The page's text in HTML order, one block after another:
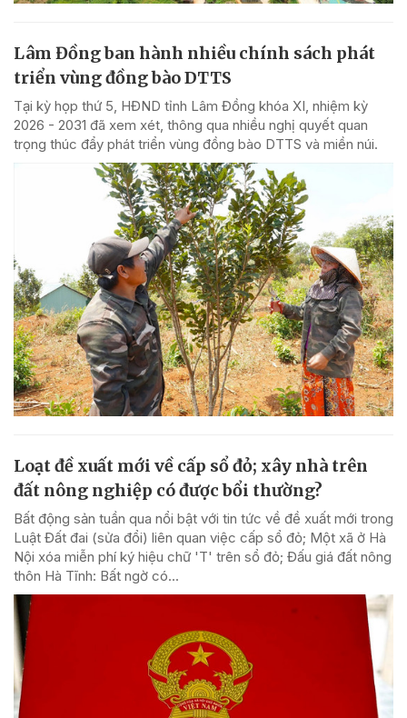
Lâm Đồng ban hành nhiều chính sách phát
triển vùng đồng bào DTTS
Tại kỳ họp thứ 5, HĐND tỉnh Lâm Đồng khóa XI, nhiệm kỳ
2026 - 2031 đã xem xét, thông qua nhiều nghị quyết quan
trọng thúc đẩy phát triển vùng đồng bào DTTS và miền núi.
Loạt đề xuất mới về cấp sổ đỏ; xây nhà trên
đất nông nghiệp có được bổi thường?
Bất động sản tuần qua nổi bật với tin tức về đề xuất mới trong
Luật Đất đai (sửa đổi) liên quan việc cấp sổ đỏ; Một xã ở Hà
Nội xóa miễn phí ký hiệu chữ 'T' trên sổ đỏ; Đấu giá đất nông
thôn Hà Tĩnh: Bất ngờ có...